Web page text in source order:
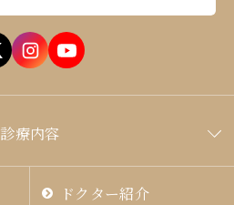
ドクター紹介
診療内容